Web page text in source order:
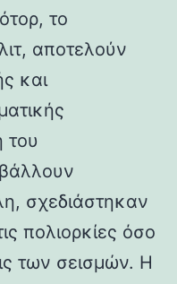
το
αποτελούν
και
του
σχεδιάστηκαν
πολιορκίες όσο
των σεισμών. Η